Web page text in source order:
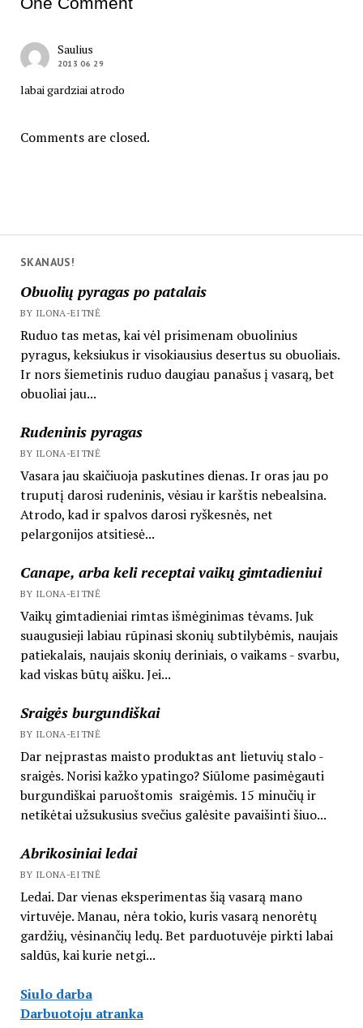
SKANAUS!
Obuolių pyragas po patalais
BY ILONA-EITNĖ
Ruduo tas metas, kai vėl prisimenam obuolinius
pyragus, keksiukus ir visokiausius desertus su obuoliais.
Ir nors šiemetinis ruduo daugiau panašus į vasarą, bet
obuoliai jau...
Rudeninis pyragas
BY ILONA-EITNĖ
Vasara jau skaičiuoja paskutines dienas. Ir oras jau po
truputį darosi rudeninis, vėsiau ir karštis nebealsina.
Atrodo, kad ir spalvos darosi ryškesnės, net
pelargonijos atsitiesė...
Canape, arba keli receptai vaikų gimtadieniui
BY ILONA-EITNĖ
Vaikų gimtadieniai rimtas išmėginimas tėvams. Juk
suaugusieji labiau rūpinasi skonių subtilybėmis, naujais
patiekalais, naujais skonių deriniais, o vaikams - svarbu,
kad viskas būtų aišku. Jei...
Sraigės burgundiškai
BY ILONA-EITNĖ
Dar neįprastas maisto produktas ant lietuvių stalo -
sraigės. Norisi kažko ypatingo? Siūlome pasimėgauti
burgundiškai paruoštomis sraigėmis. 15 minučių ir
netikėtai užsukusius svečius galėsite pavaišinti šiuo...
Abrikosiniai ledai
BY ILONA-EITNĖ
Ledai. Dar vienas eksperimentas šią vasarą mano
virtuvėje. Manau, nėra tokio, kuris vasarą nenorėtų
gardžių, vėsinančių ledų. Bet parduotuvėje pirkti labai
saldūs, kai kurie netgi...
Siulo darba
Darbuotoju atranka
Saulius
2013 06 29
labai gardziai atrodo
Comments are closed.